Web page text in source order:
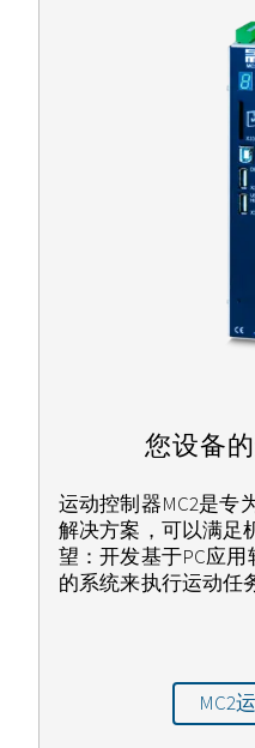
您设备
运动控制器MC2是专
解决方案，可以满足
望：开发基于PC应
的系统来执行运动任
MC2